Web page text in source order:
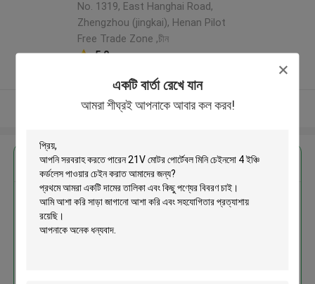
একটি বার্তা রেখে যান
আমরা শীঘ্রই আপনাকে আবার কল করব!
No. 1319, East Hanghai Road,
Zhengzhou (jingkai), Henan Pilot
Free Trade Zone ,চীন
5.0
আরো দেখুন
এর সেরা মূল্য পান
21V মোটর পোর্টেবল মিনি চেইনসো 4 ইঞ্চি